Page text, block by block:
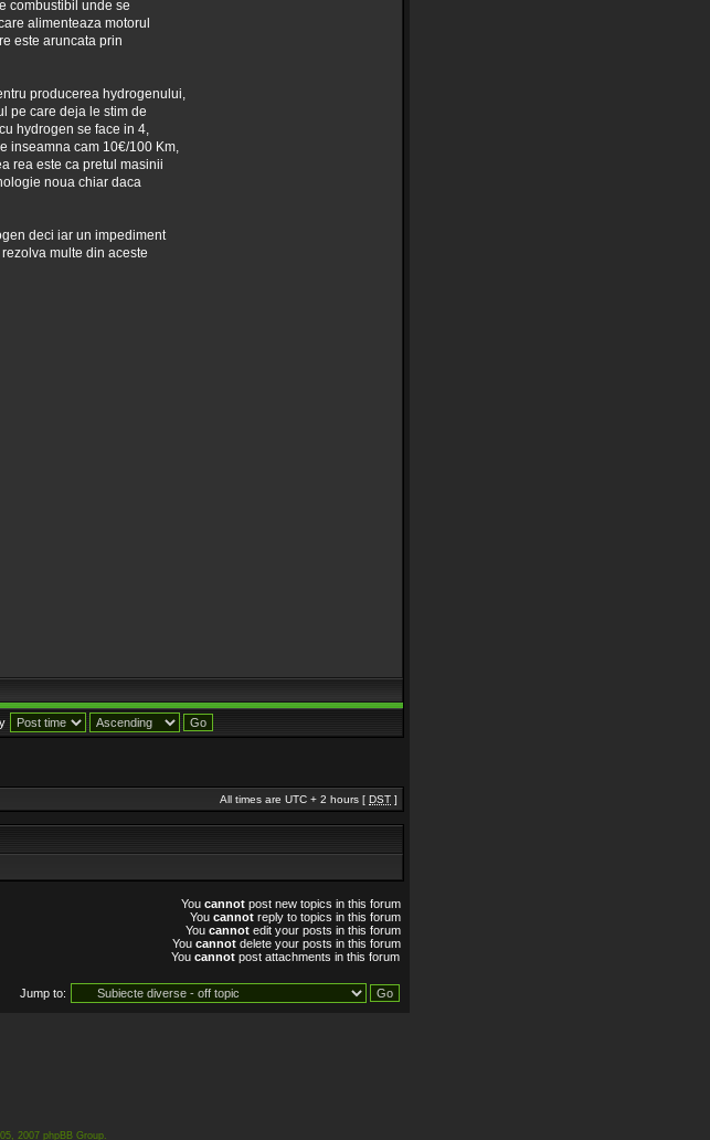
combustibil unde se
alimenteaza motorul
este aruncata prin
producerea hydrogenului,
pe care deja le stim de
hydrogen se face in 4,
inseamna cam 10€/100 Km,
rea este ca pretul masinii
noua chiar daca
deci iar un impediment
multe din aceste
All times are UTC + 2 hours [ DST ]
You cannot post new topics in this forum
You cannot reply to topics in this forum
You cannot edit your posts in this forum
You cannot delete your posts in this forum
You cannot post attachments in this forum
Jump to:
2007 phpBB Group.